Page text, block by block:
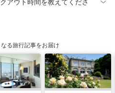
アウト時間を教えてくださ
る旅行記事をお届け